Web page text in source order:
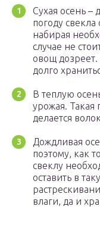
Сухая осень –
погоду свекла
набирая
случае не
овощ
долго
В теплую
урожая. Такая
делается
Дождливая
поэтому, как
свеклу
оставить в
влаги, да и